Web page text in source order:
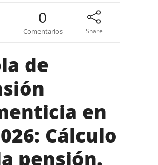
0
Comentarios Share
de
en
Cálculo
pensión.